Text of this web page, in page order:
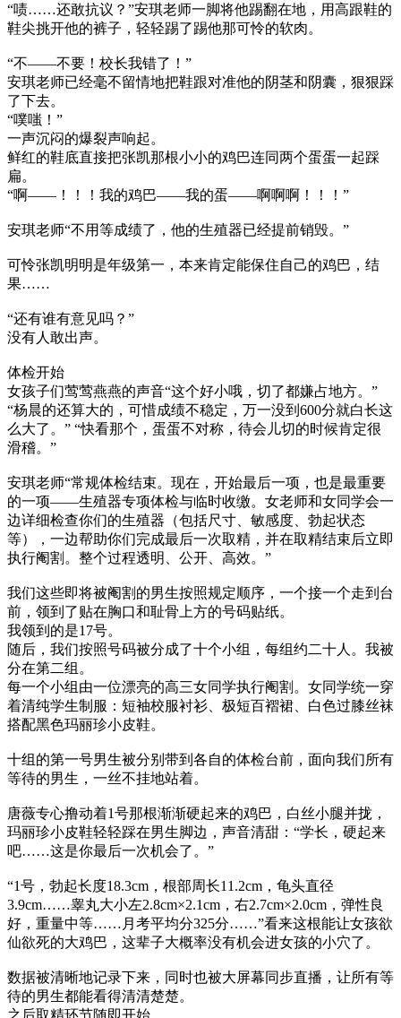
“啧……还敢抗议？”安琪老师一脚将他踢翻在地，用高跟鞋的
鞋尖挑开他的裤子，轻轻踢了踢他那可怜的软肉。
“不——不要！校长我错了！”
安琪老师已经毫不留情地把鞋跟对准他的阴茎和阴囊，狠狠踩
了下去。
“噗嗤！”
一声沉闷的爆裂声响起。
鲜红的鞋底直接把张凯那根小小的鸡巴连同两个蛋蛋一起踩
扁。
“啊——！！！我的鸡巴——我的蛋——啊啊啊！！！”
安琪老师“不用等成绩了，他的生殖器已经提前销毁。”
可怜张凯明明是年级第一，本来肯定能保住自己的鸡巴，结
果……
“还有谁有意见吗？”
没有人敢出声。
体检开始
女孩子们莺莺燕燕的声音“这个好小哦，切了都嫌占地方。”
“杨晨的还算大的，可惜成绩不稳定，万一没到600分就白长这
么大了。” “快看那个，蛋蛋不对称，待会儿切的时候肯定很
滑稽。”
安琪老师“常规体检结束。现在，开始最后一项，也是最重要
的一项——生殖器专项体检与临时收缴。女老师和女同学会一
边详细检查你们的生殖器（包括尺寸、敏感度、勃起状态
等），一边帮助你们完成最后一次取精，并在取精结束后立即
执行阉割。整个过程透明、公开、高效。”
我们这些即将被阉割的男生按照规定顺序，一个接一个走到台
前，领到了贴在胸口和耻骨上方的号码贴纸。
我领到的是17号。
随后，我们按照号码被分成了十个小组，每组约二十人。我被
分在第二组。
每一个小组由一位漂亮的高三女同学执行阉割。女同学统一穿
着清纯学生制服：短袖校服衬衫、极短百褶裙、白色过膝丝袜
搭配黑色玛丽珍小皮鞋。
十组的第一号男生被分别带到各自的体检台前，面向我们所有
等待的男生，一丝不挂地站着。
唐薇专心撸动着1号那根渐渐硬起来的鸡巴，白丝小腿并拢，
玛丽珍小皮鞋轻轻踩在男生脚边，声音清甜：“学长，硬起来
吧……这是你最后一次机会了。”
“1号，勃起长度18.3cm，根部周长11.2cm，龟头直径
3.9cm……睾丸大小左2.8cm×2.1cm，右2.7cm×2.0cm，弹性良
好，重量中等……月考平均分325分……”看来这根能让女孩欲
仙欲死的大鸡巴，这辈子大概率没有机会进女孩的小穴了。
数据被清晰地记录下来，同时也被大屏幕同步直播，让所有等
待的男生都能看得清清楚楚。